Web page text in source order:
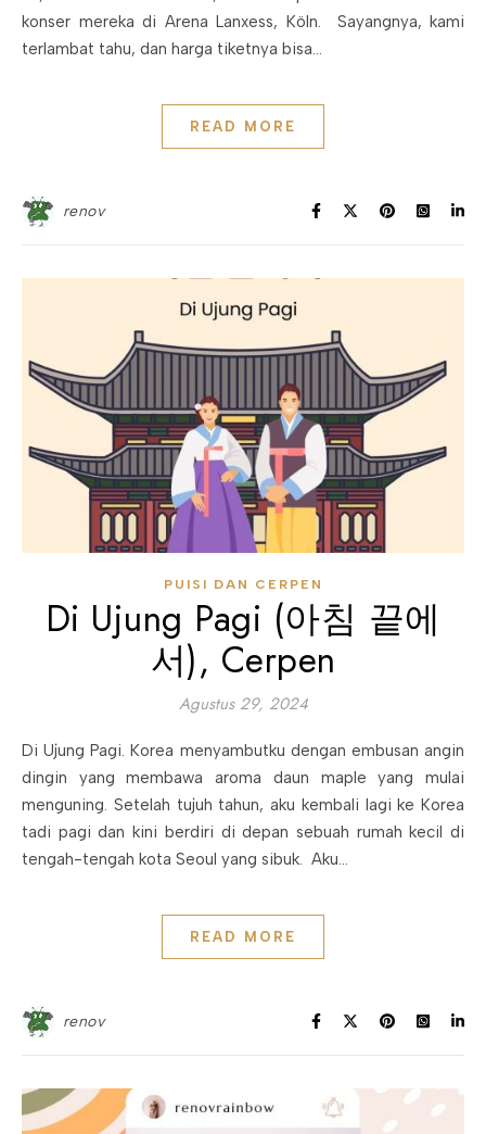
konser mereka di Arena Lanxess, Köln. Sayangnya, kami
terlambat tahu, dan harga tiketnya bisa…
READ MORE
renov
PUISI DAN CERPEN
Di Ujung Pagi (아침 끝에
서), Cerpen
Agustus 29, 2024
Di Ujung Pagi. Korea menyambutku dengan embusan angin
dingin yang membawa aroma daun maple yang mulai
menguning. Setelah tujuh tahun, aku kembali lagi ke Korea
tadi pagi dan kini berdiri di depan sebuah rumah kecil di
tengah-tengah kota Seoul yang sibuk. Aku…
READ MORE
renov